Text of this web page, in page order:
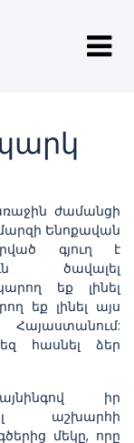
ժամանցի
մարզի Ենոքավան
գյուղ է
ծավալել
եք լինել
եք լինել այս
հասնել ձեր
իր
աշխարհի
մեկը, որը